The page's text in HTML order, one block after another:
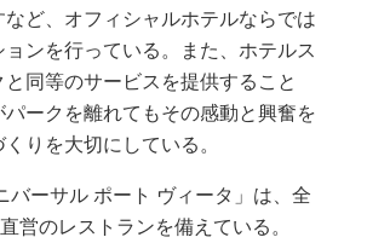
など、オフィシャルホテルならでは
ンを行っている。また、ホテルス
と同等のサービスを提供すること
パークを離れてもその感動と興奮を
りを大切にしている。
ーサル ポート ヴィータ」は、全
営のレストランを備えている。